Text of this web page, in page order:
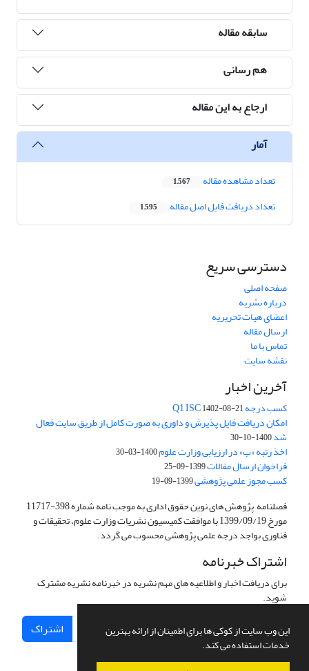
این وب سایت از کوکی ها برای اطمینان از ارائه بهترین
خدمات استفاده می کند.
سابقه مقاله
هم رسانی
ارجاع به این مقاله
آمار
تعداد مشاهده مقاله 1,567
تعداد دریافت فایل اصل مقاله 1,595
دسترسی سریع
صفحه اصلی
درباره نشریه
اعضای هیات تحریریه
ارسال مقاله
تماس با ما
نقشه سایت
آخرین اخبار
کسب درجه Q1 ISC1402-08-21
امکان دریافت فایل پذیرش و داوری به صورت کامل از طریق سایت فعال
شد1400-10-30
اخذ رتبه «ب» در ارزیابی وزارت علوم1400-03-30
فراخوان ارسال مقالات1399-09-25
کسب مجوز علمی پژوهشی1399-09-19
فصلنامه پژوهش های نوین حقوق اداری به موجب نامه شماره 398-11717
مورخ 1399/09/19 با موافقت کمیسیون نشریات وزارت علوم، تحقیقات و
فناوری بواجد درجه علمی پژوهشی محسوب می گردد.
اشتراک خبرنامه
برای دریافت اخبار و اطلاعیه های مهم نشریه در خبرنامه نشریه مشترک
شوید.
اشتراک